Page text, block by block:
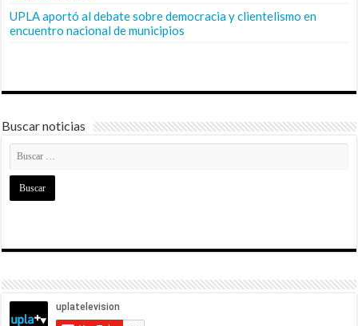
UPLA aportó al debate sobre democracia y clientelismo en
encuentro nacional de municipios
Buscar noticias